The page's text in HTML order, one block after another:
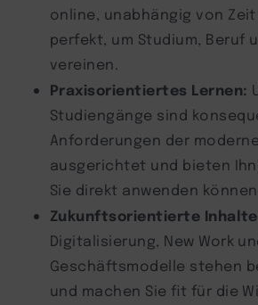
online, unabhängig von Zeit
perfekt, um Studium, Beruf
vereinen.
Praxisorientiertes Lernen:
Studiengänge sind
Anforderungen der
ausgerichtet und bieten
Sie direkt anwenden können.
Zukunftsorientierte
Digitalisierung, New Work
Geschäftsmodelle stehen
und machen Sie fit für die